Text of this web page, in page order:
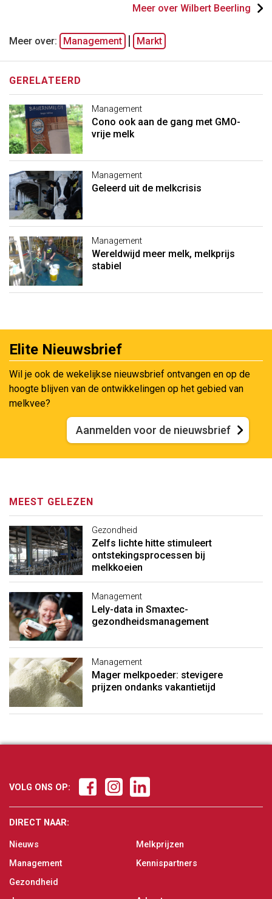
Meer over Wilbert Beerling
Meer over: Management Markt
GERELATEERD
Management
Cono ook aan de gang met GMO-
vrije melk
Management
Geleerd uit de melkcrisis
Management
Wereldwijd meer melk, melkprijs
stabiel
Elite Nieuwsbrief
Wil je ook de wekelijkse nieuwsbrief ontvangen en op de
hoogte blijven van de ontwikkelingen op het gebied van
melkvee?
Aanmelden voor de nieuwsbrief
MEEST GELEZEN
Gezondheid
Zelfs lichte hitte stimuleert
ontstekingsprocessen bij
melkkoeien
Management
Lely-data in Smaxtec-
gezondheidsmanagement
Management
Mager melkpoeder: stevigere
prijzen ondanks vakantietijd
VOLG ONS OP:
DIRECT NAAR:
Nieuws
Management
Gezondheid
Melkprijzen
Kennispartners